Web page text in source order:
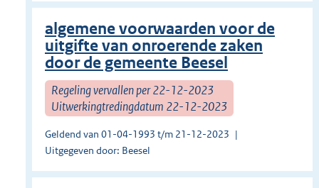
algemene voorwaarden voor de
uitgifte van onroerende zaken
door de gemeente Beesel
Regeling vervallen per 22-12-2023
Uitwerkingtredingdatum 22-12-2023
Geldend van 01-04-1993 t/m 21-12-2023
Uitgegeven door: Beesel